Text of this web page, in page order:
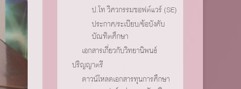
ป.โท วิศวกรรมซอฟต์แวร์ (SE)
ประกาศ/ระเบียบ/ข้อบังคับ
บัณฑิตศึกษา
เอกสารเกี่ยวกับวิทยานิพนธ์
ปริญญาตรี
ดาวน์โหลดเอกสารทุนการศึกษา